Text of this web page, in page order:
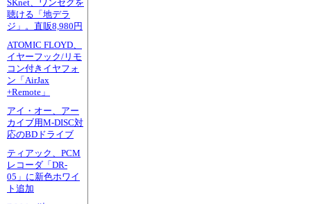
SKnet、ワンセグを
聴ける「地デラ
ジ」。直販8,980円
ATOMIC FLOYD、
イヤーフック/リモ
コン付きイヤフォ
ン「AirJax
+Remote」
アイ・オー、アー
カイブ用M-DISC対
応のBDドライブ
ティアック、PCM
レコーダ「DR-
05」に新色ホワイ
ト追加